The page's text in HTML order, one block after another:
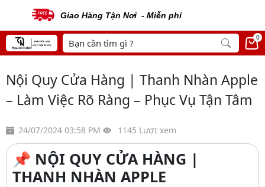
Sản Phẩm Chính Hãng
0
Nội Quy Cửa Hàng | Thanh Nhàn Apple
– Làm Việc Rõ Ràng – Phục Vụ Tận Tâm
24/07/2024 03:58 PM 1145 Lượt xem
📌 NỘI QUY CỬA HÀNG |
THANH NHÀN APPLE